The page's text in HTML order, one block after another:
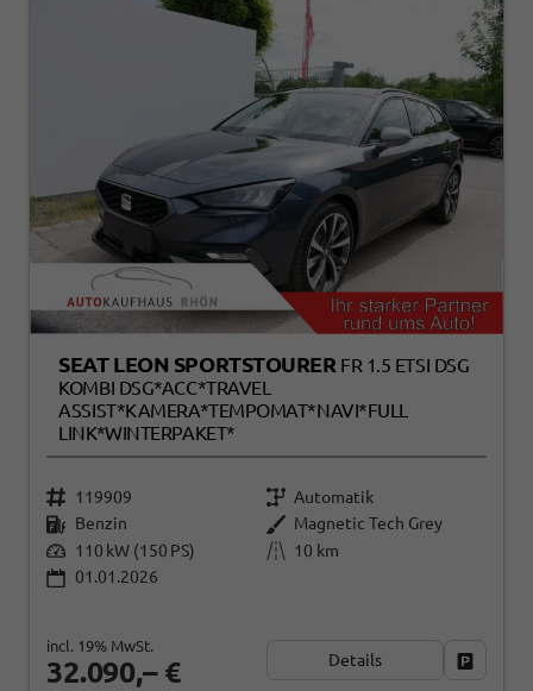
SEAT LEON SPORTSTOURER FR 1.5 ETSI DSG
KOMBI DSG*ACC*TRAVEL
ASSIST*KAMERA*TEMPOMAT*NAVI*FULL
LINK*WINTERPAKET*
119909
Automatik
Benzin
Magnetic Tech Grey
110 kW (150 PS)
10 km
01.01.2026
32.090,– €
incl. 19% MwSt.
Details